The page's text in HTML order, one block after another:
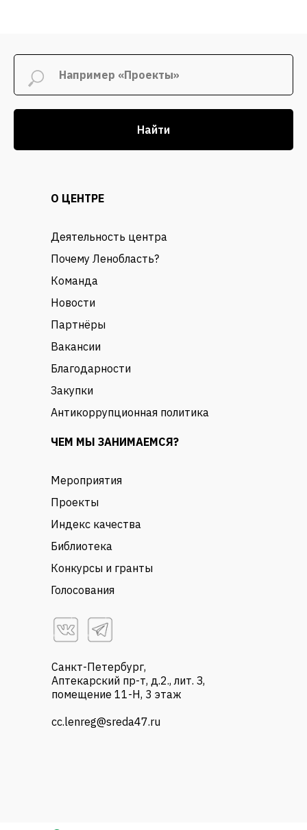
Найти
О ЦЕНТРЕ
ЧЕМ МЫ ЗАНИМАЕМСЯ?
Деятельность центра
Почему Ленобласть?
Команда
Новости
Партнёры
Вакансии
Благодарности
Закупки
Антикоррупционная политика
Мероприятия
Проекты
Индекс качества
Библиотека
Конкурсы и гранты
Голосования
Санкт-Петербург,
Аптекарский пр-т, д.2., лит. З,
помещение 11-Н, 3 этаж
cc.lenreg@sreda47.ru